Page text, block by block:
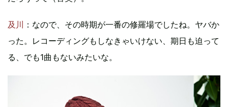
及川
：なので、その時期が一番の修羅場でしたね。ヤバか
った。レコーディングもしなきゃいけない、期日も迫って
る、でも1曲もないみたいな。